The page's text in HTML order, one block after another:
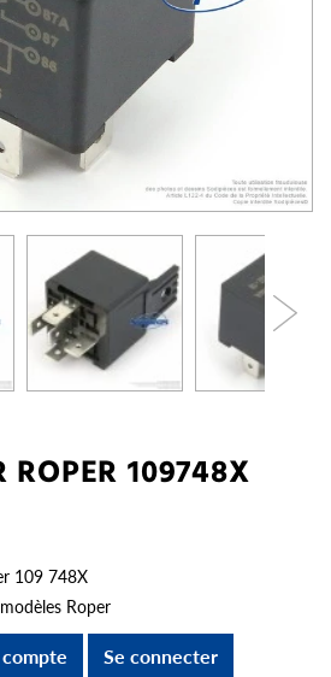
ROPER 109748X
109 748X
Roper
Se connecter